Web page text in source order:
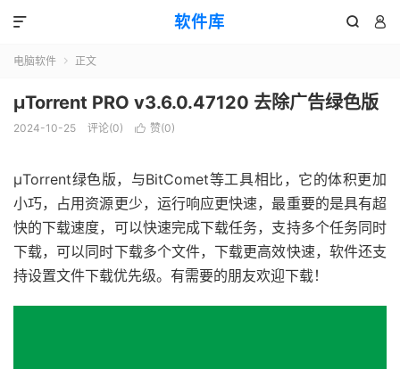
软件库  

电脑软件  正文
μTorrent PRO v3.6.0.47120 去除广告绿色版
2024-10-25 评论(0)  赞(0)
μTorrent绿色版，与BitComet等工具相比，它的体积更加
小巧，占用资源更少，运行响应更快速，最重要的是具有超
快的下载速度，可以快速完成下载任务，支持多个任务同时
下载，可以同时下载多个文件，下载更高效快速，软件还支
持设置文件下载优先级。有需要的朋友欢迎下载！